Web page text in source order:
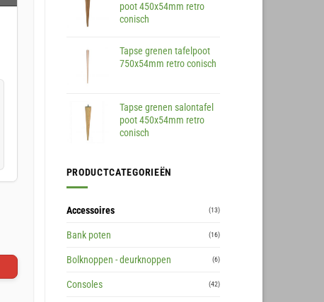
poot 450x54mm retro
conisch
Tapse grenen tafelpoot
750x54mm retro conisch
Tapse grenen salontafel
poot 450x54mm retro
conisch
PRODUCTCATEGORIEËN
Accessoires (13)
Bank poten (16)
Bolknoppen - deurknoppen (6)
Consoles (42)